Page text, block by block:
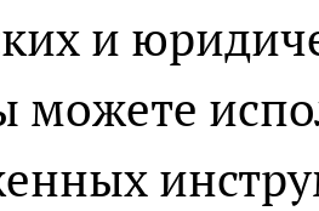
и
можете